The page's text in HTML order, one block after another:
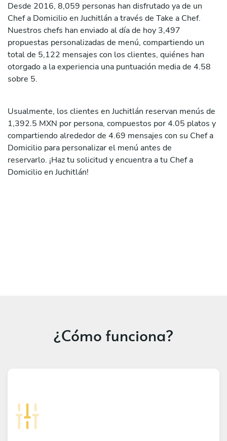
Desde 2016, 8,059 personas han disfrutado ya de un
Chef a Domicilio en Juchitlán a través de Take a Chef.
Nuestros chefs han enviado al día de hoy 3,497
propuestas personalizadas de menú, compartiendo un
total de 5,122 mensajes con los clientes, quiénes han
otorgado a la experiencia una puntuación media de 4.58
sobre 5.
Usualmente, los clientes en Juchitlán reservan menús de
1,392.5 MXN por persona, compuestos por 4.05 platos y
compartiendo alrededor de 4.69 mensajes con su Chef a
Domicilio para personalizar el menú antes de
reservarlo. ¡Haz tu solicitud y encuentra a tu Chef a
Domicilio en Juchitlán!
¿Cómo funciona?